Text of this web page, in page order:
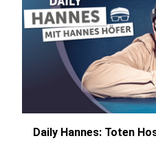
Daily Hannes: Toten